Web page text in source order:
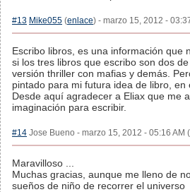
#13 Mike055 (enlace) - marzo 15, 2012 -
Escribo libros, es una información que
si los tres libros que escribo son dos
versión thriller con mafias y demás.
pintado para mi futura idea de libro, en
Desde aquí agradecer a Eliax que me
imaginación para escribir.
#14 Jose Bueno - marzo 15, 2012 - 05:16 AM
Maravilloso ...
Muchas gracias, aunque me lleno de
sueños de niño de recorrer el universo